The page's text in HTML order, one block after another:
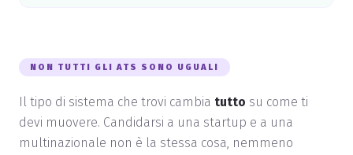
NON TUTTI GLI ATS SONO UGUALI
Il tipo di sistema che trovi cambia tutto su come ti
devi muovere. Candidarsi a una startup e a una
multinazionale non è la stessa cosa, nemmeno